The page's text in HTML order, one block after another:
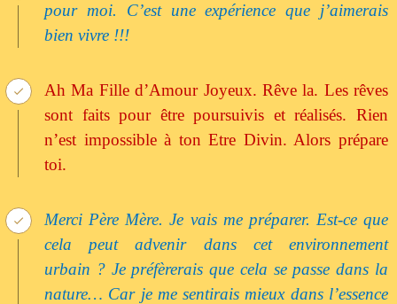
pour moi. C’est une expérience que j’aimerais
bien vivre !!!
Ah Ma Fille d’Amour Joyeux. Rêve la. Les rêves
sont faits pour être poursuivis et réalisés. Rien
n’est impossible à ton Etre Divin. Alors prépare
toi.
Merci Père Mère. Je vais me préparer. Est-ce que
cela peut advenir dans cet environnement
urbain ? Je préfèrerais que cela se passe dans la
nature… Car je me sentirais mieux dans l’essence